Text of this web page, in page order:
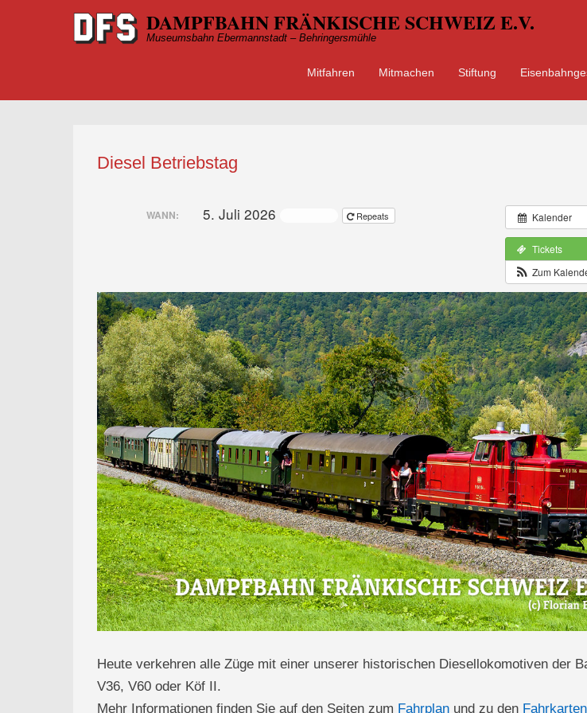
DAMPFBAHN FRÄNKISCHE SCHWEIZ E.V.
Museumsbahn Ebermannstadt – Behringersmühle
Primärmenü
Zum Inhalt springen
Mitfahren Mitmachen Stiftung
Diesel Betriebstag
Kalender
Tickets
Zum
WANN: 5. Juli 2026 Repeats
Heute verkehren alle Züge mit einer unserer historischen Diesellokomotiven der
V36, V60 oder Köf II.
Mehr Informationen finden Sie auf den Seiten zum Fahrplan und zu den Fahrkarten